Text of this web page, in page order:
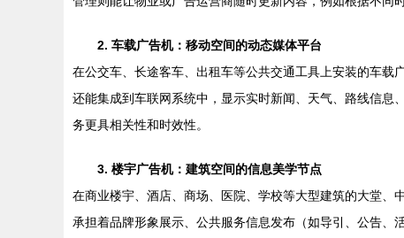
2. 车载广告机：移动空间的动态媒体平台
在公交车、长途客车、出租车等公共交通工具上安装的车
还能集成到车联网系统中，显示实时新闻、天气、路线信息
务更具相关性和时效性。
3. 楼宇广告机：建筑空间的信息美学节点
在商业楼宇、酒店、商场、医院、学校等大型建筑的大堂、
承担着品牌形象展示、公共服务信息发布（如导引、公告